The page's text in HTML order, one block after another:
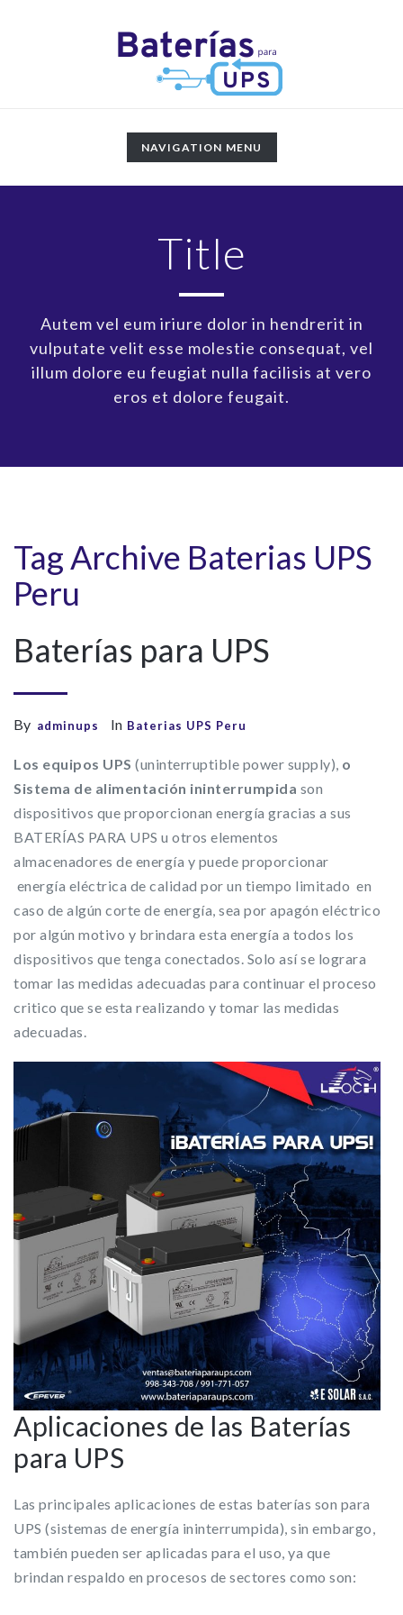
TOGGLE
NAVIGATION
NAVIGATION MENU
Title
Autem vel eum iriure dolor in hendrerit in
vulputate velit esse molestie consequat, vel
illum dolore eu feugiat nulla facilisis at vero
eros et dolore feugait.
Tag Archive Baterias UPS
Peru
Baterías para UPS
By adminups In Baterias UPS Peru
Los equipos UPS (uninterruptible power supply), o
Sistema de alimentación ininterrumpida son
dispositivos que proporcionan energía gracias a sus
BATERÍAS PARA UPS u otros elementos
almacenadores de energía y puede proporcionar
energía eléctrica de calidad por un tiempo limitado en
caso de algún corte de energía, sea por apagón eléctrico
por algún motivo y brindara esta energía a todos los
dispositivos que tenga conectados. Solo así se lograra
tomar las medidas adecuadas para continuar el proceso
critico que se esta realizando y tomar las medidas
adecuadas.
Aplicaciones de las Baterías
para UPS
Las principales aplicaciones de estas baterías son para
UPS (sistemas de energía ininterrumpida), sin embargo,
también pueden ser aplicadas para el uso, ya que
brindan respaldo en procesos de sectores como son: